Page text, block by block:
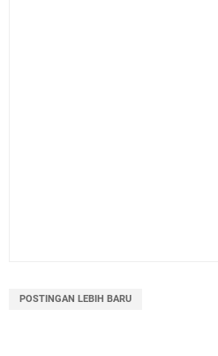
POSTINGAN LEBIH BARU